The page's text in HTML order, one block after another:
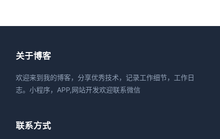
关于博客
欢迎来到我的博客，分享优秀技术，记录工作细节，工作日
志。小程序，APP,网站开发欢迎联系微信
联系方式